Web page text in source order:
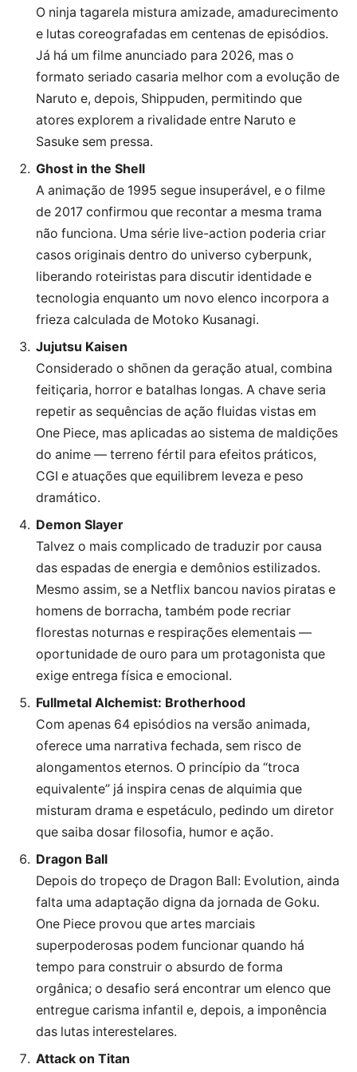
O ninja tagarela mistura amizade, amadurecimento
e lutas coreografadas em centenas de episódios.
Já há um filme anunciado para 2026, mas o
formato seriado casaria melhor com a evolução de
Naruto e, depois, Shippuden, permitindo que
atores explorem a rivalidade entre Naruto e
Sasuke sem pressa.
Ghost in the Shell
A animação de 1995 segue insuperável, e o filme
de 2017 confirmou que recontar a mesma trama
não funciona. Uma série live-action poderia criar
casos originais dentro do universo cyberpunk,
liberando roteiristas para discutir identidade e
tecnologia enquanto um novo elenco incorpora a
frieza calculada de Motoko Kusanagi.
Jujutsu Kaisen
Considerado o shōnen da geração atual, combina
feitiçaria, horror e batalhas longas. A chave seria
repetir as sequências de ação fluidas vistas em
One Piece, mas aplicadas ao sistema de maldições
do anime — terreno fértil para efeitos práticos,
CGI e atuações que equilibrem leveza e peso
dramático.
Demon Slayer
Talvez o mais complicado de traduzir por causa
das espadas de energia e demônios estilizados.
Mesmo assim, se a Netflix bancou navios piratas e
homens de borracha, também pode recriar
florestas noturnas e respirações elementais —
oportunidade de ouro para um protagonista que
exige entrega física e emocional.
Fullmetal Alchemist: Brotherhood
Com apenas 64 episódios na versão animada,
oferece uma narrativa fechada, sem risco de
alongamentos eternos. O princípio da “troca
equivalente” já inspira cenas de alquimia que
misturam drama e espetáculo, pedindo um diretor
que saiba dosar filosofia, humor e ação.
Dragon Ball
Depois do tropeço de Dragon Ball: Evolution, ainda
falta uma adaptação digna da jornada de Goku.
One Piece provou que artes marciais
superpoderosas podem funcionar quando há
tempo para construir o absurdo de forma
orgânica; o desafio será encontrar um elenco que
entregue carisma infantil e, depois, a imponência
das lutas interestelares.
Attack on Titan